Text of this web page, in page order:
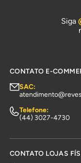
Siga
CONTATO E-
SAC:
Telefone:
(44) 3027-4730
CONTATO LOJAS